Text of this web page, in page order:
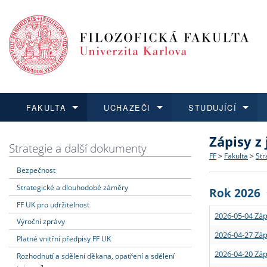
FAKULTA
Dozvědět se více
Struktura
Strategie
Podpora
UCHAZEČI
Podat přihlášku
Co
Učitelské
STUDUJÍCÍ
Dozvědět se více
Rigorózní
Dozvědět se více
O vědě a
Granty a
Dozvědět se více
Aktuální
Strategie a další dokumenty
Bezpečnost
Strategické a dlouhodobé záměry
FF UK pro udržitelnost
Výroční zprávy
Platné vnitřní předpisy FF UK
Rozhodnutí a sdělení děkana, opatření a sdělení
Zápisy
FF > Fakulta >
Rok 2026
2026-05-04
2026-04-27
2026-04-20